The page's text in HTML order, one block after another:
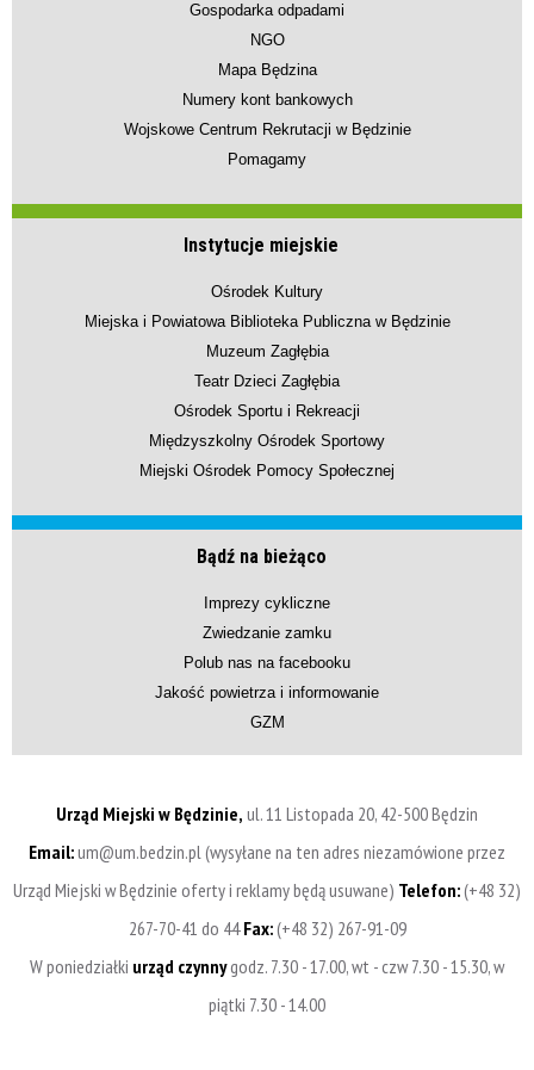
Gospodarka odpadami
NGO
Mapa Będzina
Numery kont bankowych
Wojskowe Centrum Rekrutacji w Będzinie
Pomagamy
Instytucje miejskie
Ośrodek Kultury
Miejska i Powiatowa Biblioteka Publiczna w Będzinie
Muzeum Zagłębia
Teatr Dzieci Zagłębia
Ośrodek Sportu i Rekreacji
Międzyszkolny Ośrodek Sportowy
Miejski Ośrodek Pomocy Społecznej
Bądź na bieżąco
Imprezy cykliczne
Zwiedzanie zamku
Polub nas na facebooku
Jakość powietrza i informowanie
GZM
Urząd Miejski w Będzinie, ul. 11 Listopada 20, 42-500 Będzin
Email:um@um.bedzin.pl (wysyłane na ten adres niezamówione przez
Urząd Miejski w Będzinie oferty i reklamy będą usuwane) Telefon:(+48 32)
267-70-41 do 44Fax:(+48 32) 267-91-09
W poniedziałki urząd czynnygodz. 7.30 - 17.00, wt - czw 7.30 - 15.30, w
piątki 7.30 - 14.00